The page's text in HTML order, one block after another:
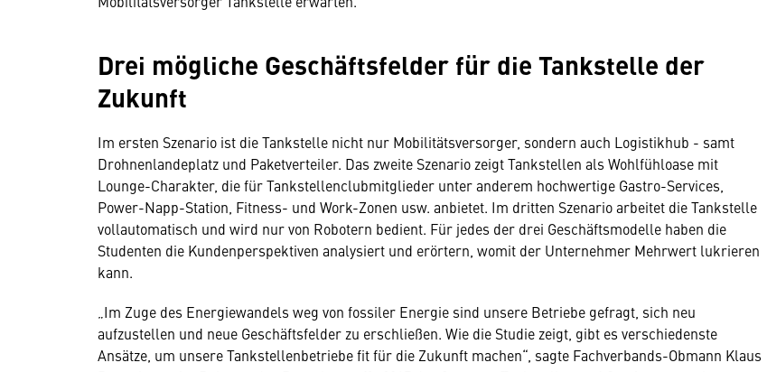
Drei mögliche Geschäftsfelder für die Tankstelle der
Zukunft
Im ersten Szenario ist die Tankstelle nicht nur Mobilitätsversorger, sondern auch Logistikhub - samt
Drohnenlandeplatz und Paketverteiler. Das zweite Szenario zeigt Tankstellen als Wohlfühloase mit
Lounge-Charakter, die für Tankstellenclubmitglieder unter anderem hochwertige Gastro-Services,
Power-Napp-Station, Fitness- und Work-Zonen usw. anbietet. Im dritten Szenario arbeitet die Tankstelle
vollautomatisch und wird nur von Robotern bedient. Für jedes der drei Geschäftsmodelle haben die
Studenten die Kundenperspektiven analysiert und erörtern, womit der Unternehmer Mehrwert lukrieren
kann.
„Im Zuge des Energiewandels weg von fossiler Energie sind unsere Betriebe gefragt, sich neu
aufzustellen und neue Geschäftsfelder zu erschließen. Wie die Studie zeigt, gibt es verschiedenste
Ansätze, um unsere Tankstellenbetriebe fit für die Zukunft machen“, sagte Fachverbands-Obmann Klaus